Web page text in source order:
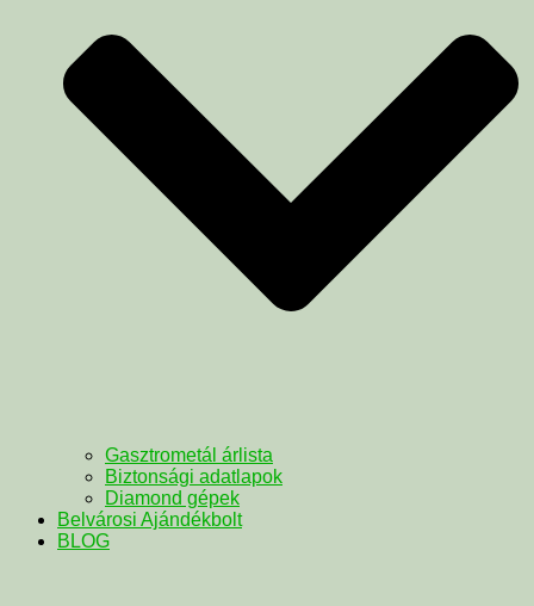
Gasztrometál árlista
Biztonsági adatlapok
Diamond gépek
Belvárosi Ajándékbolt
BLOG